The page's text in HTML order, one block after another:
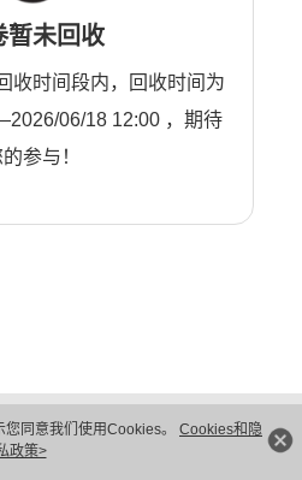
同意我们使用Cookies。 Cookies和隐
政策>
暂未回收
收时间段内，回收时间为
06/18 12:00 ，期待
参与！
保护
法律声明